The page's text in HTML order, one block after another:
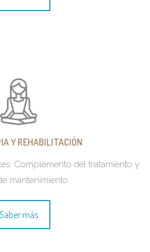
Y REHABILITACIÓN
Complemento del tratamiento y
mantenimiento.
Saber más